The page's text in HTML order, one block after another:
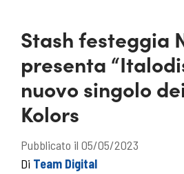
Stash festeggia
presenta
nuovo singolo
Kolors
Pubblicato il 05/05/2023
Di Team Digital